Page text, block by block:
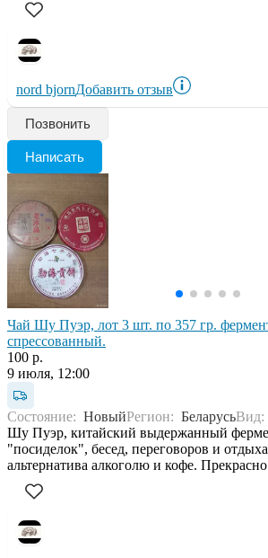
nord bjornДобавить отзыв
Позвонить
Написать
Чай Шу Пуэр, лот 3 шт. по 357 гр.
спрессованный.
100 р.
9 июля, 12:00
Состояние: НовыйРегион: БеларусьВид:
Шу Пуэр, китайский выдержанный
"посиделок", бесед, переговоров и
альтернатива алкоголю и кофе.